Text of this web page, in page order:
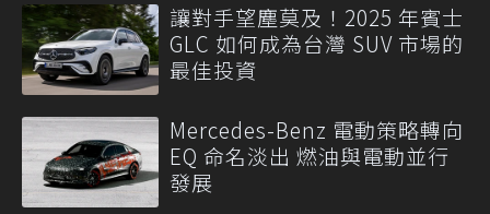
讓對手望塵莫及！2025 年賓士
GLC 如何成為台灣 SUV 市場的
最佳投資
Mercedes-Benz 電動策略轉向
EQ 命名淡出 燃油與電動並行
發展